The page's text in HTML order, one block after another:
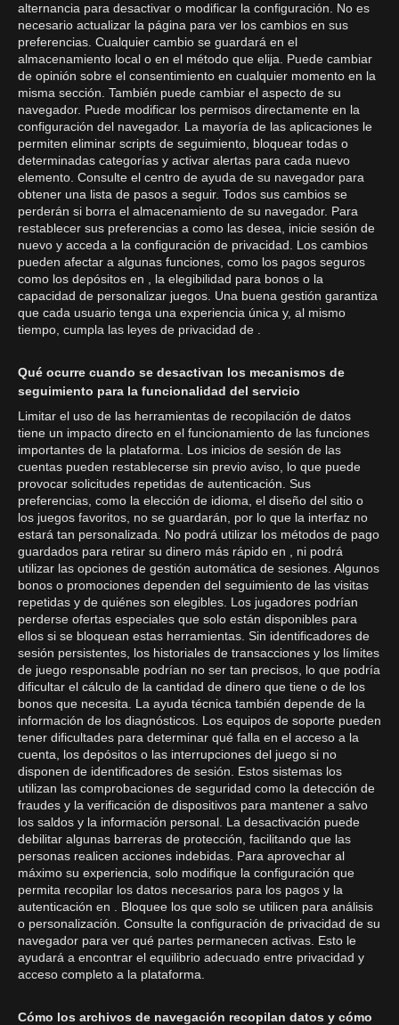
alternancia para desactivar o modificar la configuración. No es
necesario actualizar la página para ver los cambios en sus
preferencias. Cualquier cambio se guardará en el
almacenamiento local o en el método que elija. Puede cambiar
de opinión sobre el consentimiento en cualquier momento en la
misma sección. También puede cambiar el aspecto de su
navegador. Puede modificar los permisos directamente en la
configuración del navegador. La mayoría de las aplicaciones le
permiten eliminar scripts de seguimiento, bloquear todas o
determinadas categorías y activar alertas para cada nuevo
elemento. Consulte el centro de ayuda de su navegador para
obtener una lista de pasos a seguir. Todos sus cambios se
perderán si borra el almacenamiento de su navegador. Para
restablecer sus preferencias a como las desea, inicie sesión de
nuevo y acceda a la configuración de privacidad. Los cambios
pueden afectar a algunas funciones, como los pagos seguros
como los depósitos en , la elegibilidad para bonos o la
capacidad de personalizar juegos. Una buena gestión garantiza
que cada usuario tenga una experiencia única y, al mismo
tiempo, cumpla las leyes de privacidad de .
Qué ocurre cuando se desactivan los mecanismos de
seguimiento para la funcionalidad del servicio
Limitar el uso de las herramientas de recopilación de datos
tiene un impacto directo en el funcionamiento de las funciones
importantes de la plataforma. Los inicios de sesión de las
cuentas pueden restablecerse sin previo aviso, lo que puede
provocar solicitudes repetidas de autenticación. Sus
preferencias, como la elección de idioma, el diseño del sitio o
los juegos favoritos, no se guardarán, por lo que la interfaz no
estará tan personalizada. No podrá utilizar los métodos de pago
guardados para retirar su dinero más rápido en , ni podrá
utilizar las opciones de gestión automática de sesiones. Algunos
bonos o promociones dependen del seguimiento de las visitas
repetidas y de quiénes son elegibles. Los jugadores podrían
perderse ofertas especiales que solo están disponibles para
ellos si se bloquean estas herramientas. Sin identificadores de
sesión persistentes, los historiales de transacciones y los límites
de juego responsable podrían no ser tan precisos, lo que podría
dificultar el cálculo de la cantidad de dinero que tiene o de los
bonos que necesita. La ayuda técnica también depende de la
información de los diagnósticos. Los equipos de soporte pueden
tener dificultades para determinar qué falla en el acceso a la
cuenta, los depósitos o las interrupciones del juego si no
disponen de identificadores de sesión. Estos sistemas los
utilizan las comprobaciones de seguridad como la detección de
fraudes y la verificación de dispositivos para mantener a salvo
los saldos y la información personal. La desactivación puede
debilitar algunas barreras de protección, facilitando que las
personas realicen acciones indebidas. Para aprovechar al
máximo su experiencia, solo modifique la configuración que
permita recopilar los datos necesarios para los pagos y la
autenticación en . Bloquee los que solo se utilicen para análisis
o personalización. Consulte la configuración de privacidad de su
navegador para ver qué partes permanecen activas. Esto le
ayudará a encontrar el equilibrio adecuado entre privacidad y
acceso completo a la plataforma.
Cómo los archivos de navegación recopilan datos y cómo